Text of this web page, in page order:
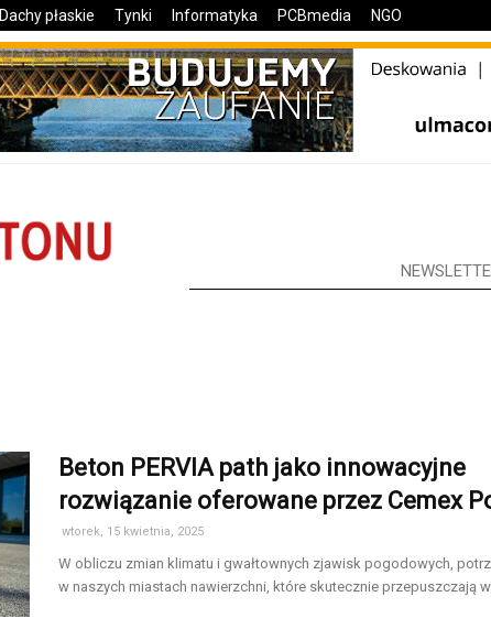
Dachy płaskie Tynki Informatyka PCBmedia NGO
Beton PERVIA path jako innowacyjne
rozwiązanie oferowane przez Cemex
wtorek, 15 kwietnia, 2025
W obliczu zmian klimatu i gwałtownych zjawisk pogodowych,
w naszych miastach nawierzchni, które skutecznie przepuszczają